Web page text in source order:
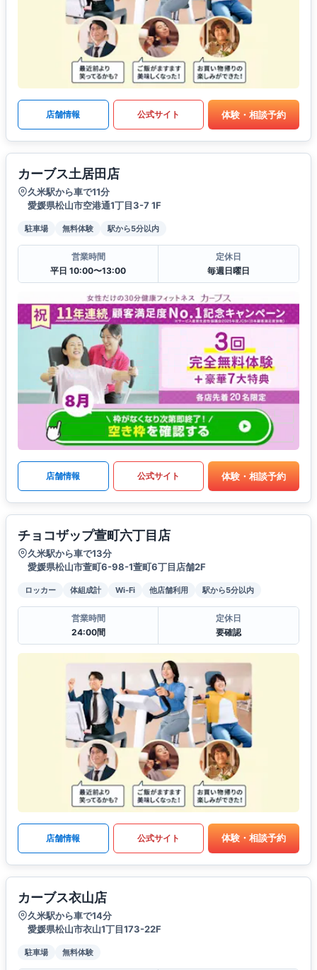
店舗情報 公式サイト 体験・相談予約
カーブス土居田店
久米駅から車で11分
愛媛県松山市空港通1丁目3-7 1F
駐車場 無料体験 駅から5分以内
営業時間
平日 10:00〜13:00
定休日
毎週日曜日
店舗情報 公式サイト 体験・相談予約
チョコザップ萱町六丁目店
久米駅から車で13分
愛媛県松山市萱町6-98-1萱町6丁目店舗2F
ロッカー 体組成計 Wi-Fi 他店舗利用 駅から5分以内
営業時間
24:00間
定休日
要確認
店舗情報 公式サイト 体験・相談予約
カーブス衣山店
久米駅から車で14分
愛媛県松山市衣山1丁目173-22F
駐車場 無料体験